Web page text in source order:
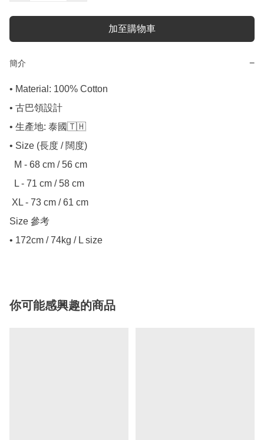
加至購物車
簡介 −
• Material: 100% Cotton
• 古巴領設計
• 生產地: 泰國🇹🇭
• Size (長度 / 闊度)
Size 參考
• 172cm / 74kg / L size
你可能感興趣的商品